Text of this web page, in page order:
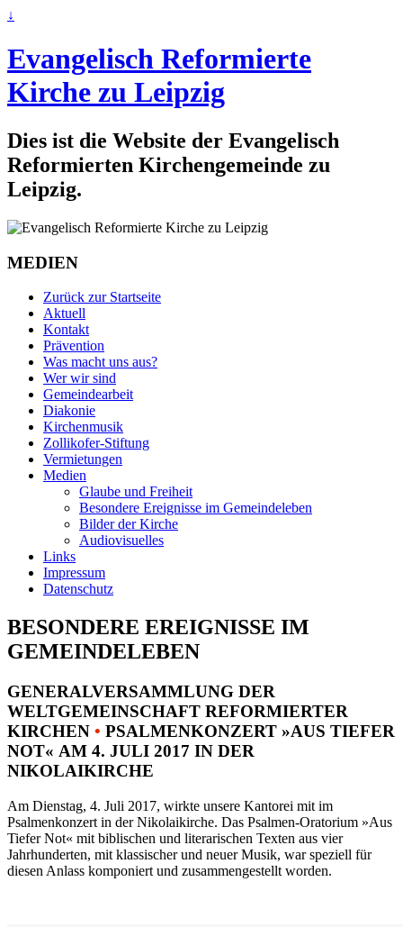
↓
Evangelisch Reformierte
Kirche zu Leipzig
Dies ist die Website der Evangelisch
Reformierten Kirchengemeinde zu
Leipzig.
MEDIEN
Zurück zur Startseite
Aktuell
Kontakt
Prävention
Was macht uns aus?
Wer wir sind
Gemeindearbeit
Diakonie
Kirchenmusik
Zollikofer-Stiftung
Vermietungen
Medien
Glaube und Freiheit
Besondere Ereignisse im Gemeindeleben
Bilder der Kirche
Audiovisuelles
Links
Impressum
Datenschutz
BESONDERE EREIGNISSE IM
GEMEINDELEBEN
GENERALVERSAMMLUNG DER
WELTGEMEINSCHAFT REFORMIERTER
KIRCHEN • PSALMENKONZERT »AUS TIEFER
NOT« AM 4. JULI 2017 IN DER
NIKOLAIKIRCHE
Am Dienstag, 4. Juli 2017, wirkte unsere Kantorei mit im
Psalmenkonzert in der Nikolaikirche. Das Psalmen-Oratorium »Aus
Tiefer Not« mit biblischen und literarischen Texten aus vier
Jahrhunderten, mit klassischer und neuer Musik, war speziell für
diesen Anlass komponiert und zusammengestellt worden.